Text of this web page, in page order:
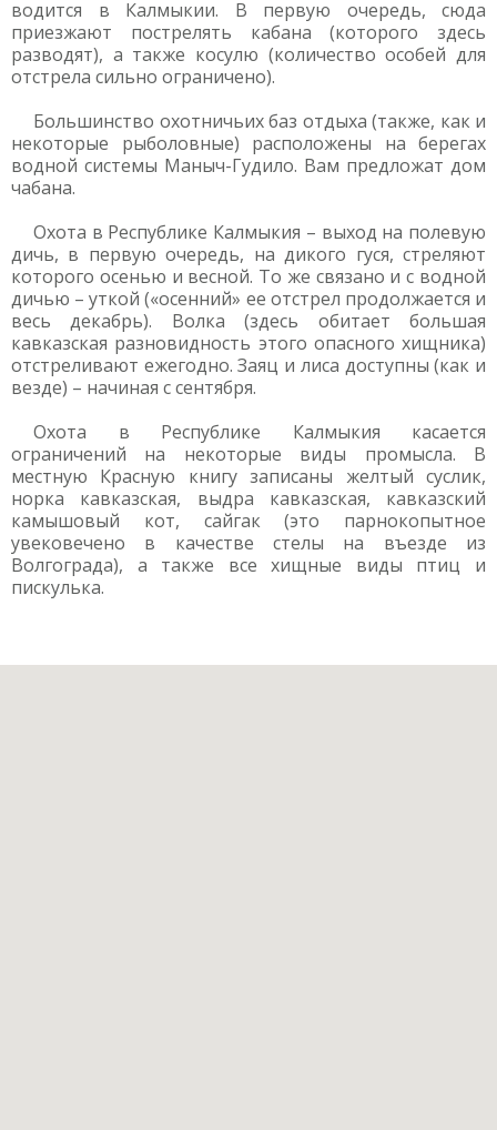
водится в Калмыкии. В первую очередь, сюда
приезжают пострелять кабана (которого здесь
разводят), а также косулю (количество особей для
отстрела сильно ограничено).
Большинство охотничьих баз отдыха (также, как и
некоторые рыболовные) расположены на берегах
водной системы Маныч-Гудило. Вам предложат дом
чабана.
Охота в Республике Калмыкия – выход на полевую
дичь, в первую очередь, на дикого гуся, стреляют
которого осенью и весной. То же связано и с водной
дичью – уткой («осенний» ее отстрел продолжается и
весь декабрь). Волка (здесь обитает большая
кавказская разновидность этого опасного хищника)
отстреливают ежегодно. Заяц и лиса доступны (как и
везде) – начиная с сентября.
Охота в Республике Калмыкия касается
ограничений на некоторые виды промысла. В
местную Красную книгу записаны желтый суслик,
норка кавказская, выдра кавказская, кавказский
камышовый кот, сайгак (это парнокопытное
увековечено в качестве стелы на въезде из
Волгограда), а также все хищные виды птиц и
пискулька.